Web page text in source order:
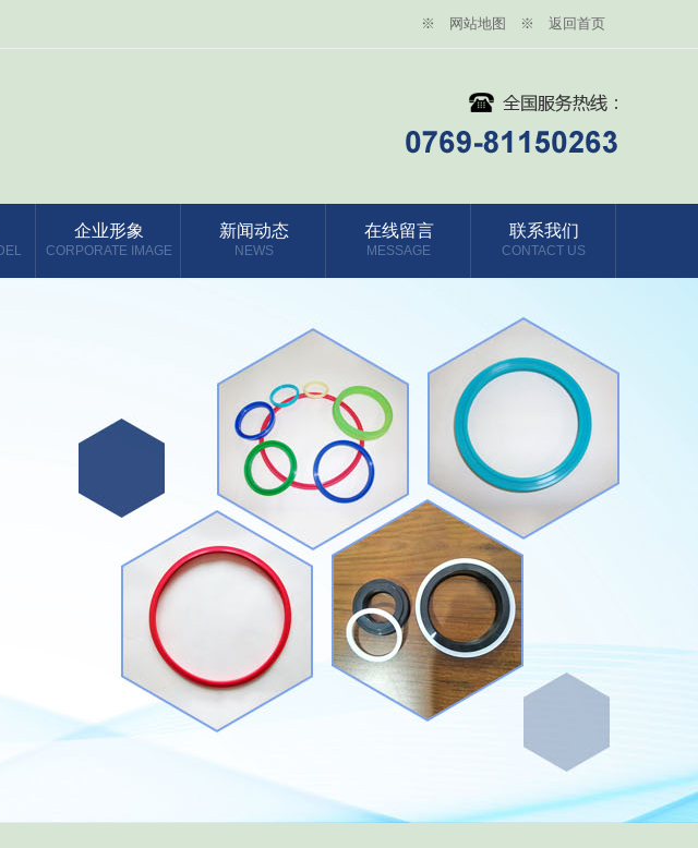
※ 返回首页
※ 网站地图
企业形象
CORPORATE IMAGE
新闻动态
NEWS
在线留言
MESSAGE
联系我们
CONTACT US